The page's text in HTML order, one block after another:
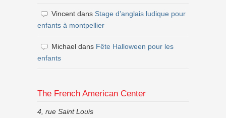
Vincent dans Stage d’anglais ludique pour
enfants à montpellier
Michael dans Fête Halloween pour les
enfants
The French American Center
4, rue Saint Louis